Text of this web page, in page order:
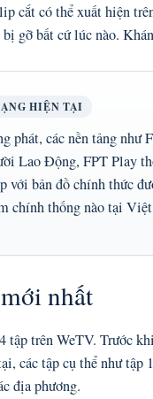
cắt có thể xuất hiện
gỡ bất cứ lúc nào.
HIỆN TẠI
phát, các nền tảng
Lao Động, FPT Play
với bản đồ chính thức
chính thống nào tại
nhất
tập trên WeTV. Trước
các tập cụ thể như tập
địa phương.